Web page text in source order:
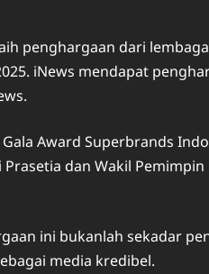
penghargaan dari
iNews mendapat
Award Superbrands
dan Wakil
ini bukanlah sekadar
media kredibel.